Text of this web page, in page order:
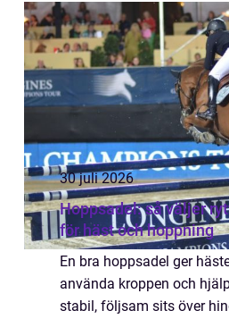
30 juli 2026
Hoppsadel: så väljer
för häst och hoppning
En bra hoppsadel ger
använda kroppen och
stabil, följsam sits över